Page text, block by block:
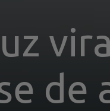
de